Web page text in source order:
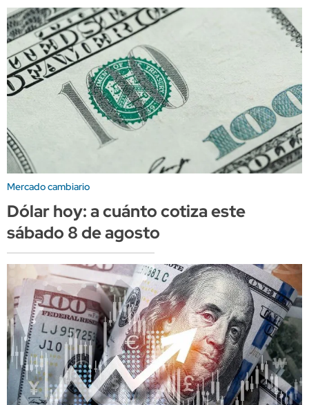
Mercado cambiario
Dólar hoy: a cuánto cotiza este
sábado 8 de agosto